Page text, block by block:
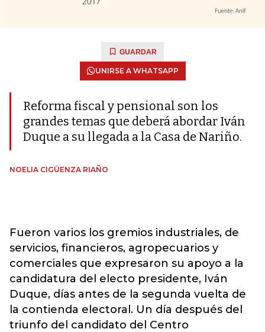
GUARDAR
UNIRSE A WHATSAPP
Reforma fiscal y pensional son los
grandes temas que deberá abordar Iván
Duque a su llegada a la Casa de Nariño.
NOELIA CIGÜENZA RIAÑO
Fueron varios los gremios industriales, de
servicios, financieros, agropecuarios y
comerciales que expresaron su apoyo a la
candidatura del electo presidente, Iván
Duque, días antes de la segunda vuelta de
la contienda electoral. Un día después del
triunfo del candidato del Centro